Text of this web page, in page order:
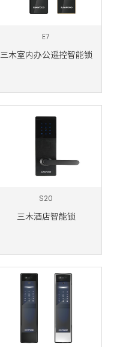
E7
三木室内办公遥控智能锁
S20
三木酒店智能锁